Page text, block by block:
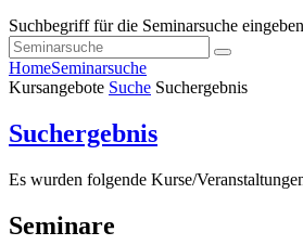
Suchbegriff für die Seminarsuche eingeben
HomeSeminarsuche
Kursangebote Suche Suchergebnis
Suchergebnis
Es wurden folgende Kurse/
Seminare